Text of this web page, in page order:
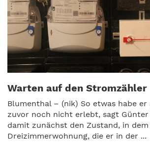
Warten auf den Stromzähler
Blumenthal – (nik) So etwas habe er
zuvor noch nicht erlebt, sagt
damit zunächst den Zustand, in dem
Dreizimmerwohnung, die er in der ...